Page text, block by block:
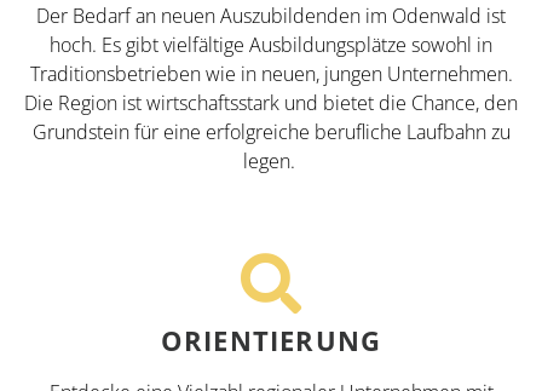
Der Bedarf an neuen Auszubildenden im Odenwald ist
hoch. Es gibt vielfältige Ausbildungsplätze sowohl in
Traditionsbetrieben wie in neuen, jungen Unternehmen.
Die Region ist wirtschaftsstark und bietet die Chance, den
Grundstein für eine erfolgreiche berufliche Laufbahn zu
legen.
ORIENTIERUNG